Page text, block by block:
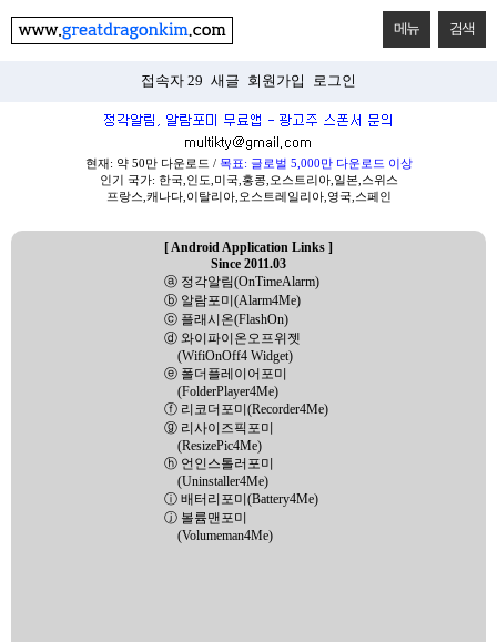
메뉴 검색
접속자 29 새글 회원가입 로그인
현재: 약 50만 다운로드 / 목표: 글로벌 5,000만 다운로드 이상
인기 국가: 한국,인도,미국,홍콩,오스트리아,일본,스위스
프랑스,캐나다,이탈리아,오스트레일리아,영국,스페인
[ Android Application Links ]
Since 2011.03
ⓐ 정각알림(OnTimeAlarm)
ⓑ 알람포미(Alarm4Me)
ⓒ 플래시온(FlashOn)
ⓓ 와이파이온오프위젯
(WifiOnOff4 Widget)
ⓔ 폴더플레이어포미
(FolderPlayer4Me)
ⓕ 리코더포미(Recorder4Me)
ⓖ 리사이즈픽포미
(ResizePic4Me)
ⓗ 언인스톨러포미
(Uninstaller4Me)
ⓘ 배터리포미(Battery4Me)
ⓙ 볼륨맨포미
(Volumeman4Me)